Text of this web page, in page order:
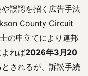
誤認を招く広告手法
County Circuit
の申立てにより連邦
れば2026年3月20
とされるが、訴訟手続